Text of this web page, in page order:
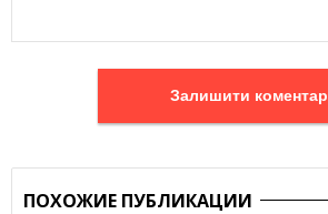
Залишити коментар
ПОХОЖИЕ ПУБЛИКАЦИИ